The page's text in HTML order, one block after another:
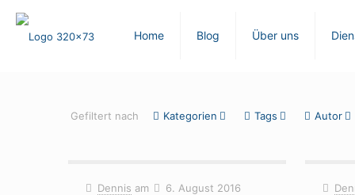
Home Blog Über uns
Gefiltert nach Kategorien Tags Autor
Dennis am 6. August 2016